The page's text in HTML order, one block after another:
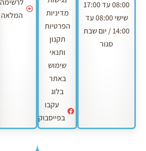
מדיניות
הפרטיות
תקנון
ותנאי
שימוש
באתר
בלוג
עקבו
בפייסבוק
08:00 עד 17:00
שישי 08:00 עד
14:00 / יום שבת
סגור
לרשימה
המלאה